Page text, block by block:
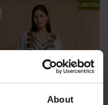
About
LIMITED